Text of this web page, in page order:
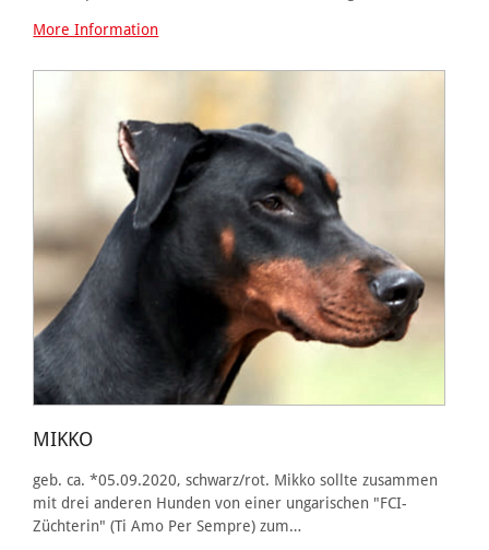
More Information
MIKKO
geb. ca. *05.09.2020, schwarz/rot. Mikko sollte zusammen
mit drei anderen Hunden von einer ungarischen "FCI-
Züchterin" (Ti Amo Per Sempre) zum…